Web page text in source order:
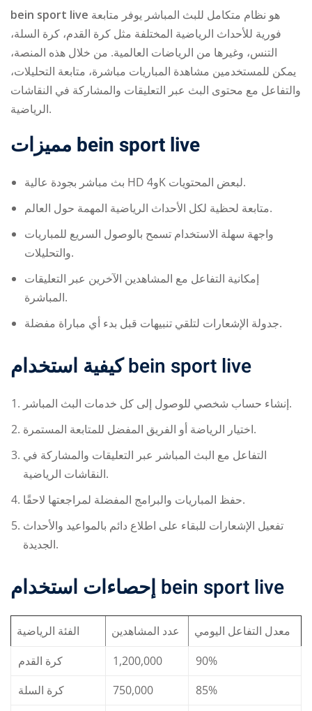
bein sport live
فورية للأحداث الرياضية المختلفة مثل كرة القدم، كرة السلة،
التنس، وغيرها من الرياضات العالمية. من خلال هذه المنصة،
يمكن للمستخدمين مشاهدة المباريات مباشرة، متابعة التحليلات،
والتفاعل مع محتوى البث عبر التعليقات والمشاركة في النقاشات
الرياضية.
bein sport live
بث مباشر بجودة عالية HD و4K لبعض المحتويات.
متابعة لحظية لكل الأحداث الرياضية المهمة حول العالم.
واجهة سهلة الاستخدام تسمح بالوصول السريع للمباريات
والتحليلات.
إمكانية التفاعل مع المشاهدين الآخرين عبر التعليقات
المباشرة.
جدولة الإشعارات لتلقي تنبيهات قبل بدء أي مباراة مفضلة.
كيفية استخدامbein sport live
إنشاء حساب شخصي للوصول إلى كل خدمات البث المباشر.
اختيار الرياضة أو الفريق المفضل للمتابعة المستمرة.
التفاعل مع البث المباشر عبر التعليقات والمشاركة في
النقاشات الرياضية.
حفظ المباريات والبرامج المفضلة لمراجعتها لاحقًا.
تفعيل الإشعارات للبقاء على اطلاع دائم بالمواعيد والأحداث
الجديدة.
bein sport live
الفئة الرياضية عدد المشاهدين
معدل التفاعل اليومي
كرة القدم
1,200,000
90%
كرة السلة
750,000
85%